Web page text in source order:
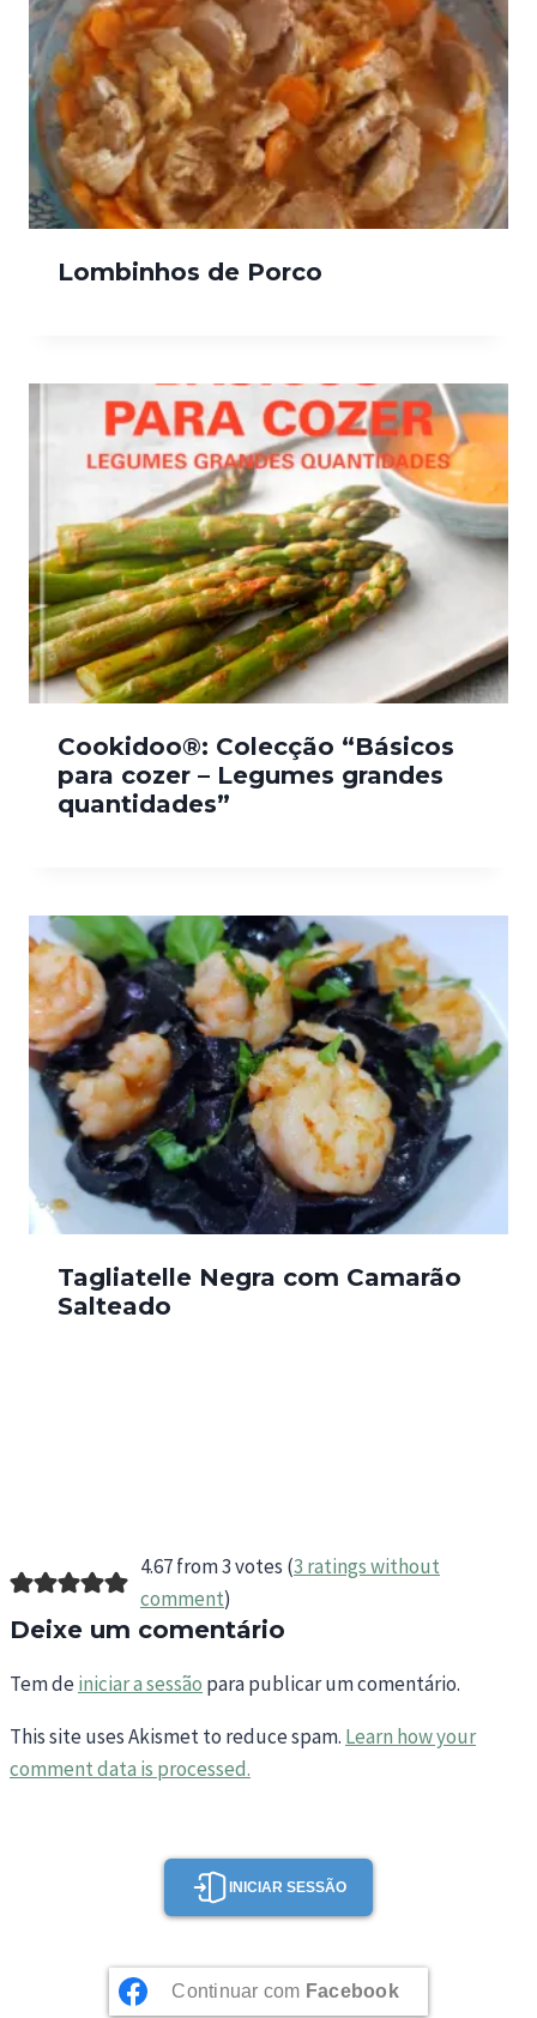
Lombinhos de Porco
Cookidoo®: Colecção “Básicos
para cozer – Legumes grandes
quantidades”
Tagliatelle Negra com Camarão
Salteado
4.67 from 3 votes (3 ratings without
comment)
Deixe um comentário
Tem deiniciar a sessão para publicar um comentário.
This site uses Akismet to reduce spam. Learn how your
comment data is processed.
INICIAR SESSÃO
Continuar com Facebook